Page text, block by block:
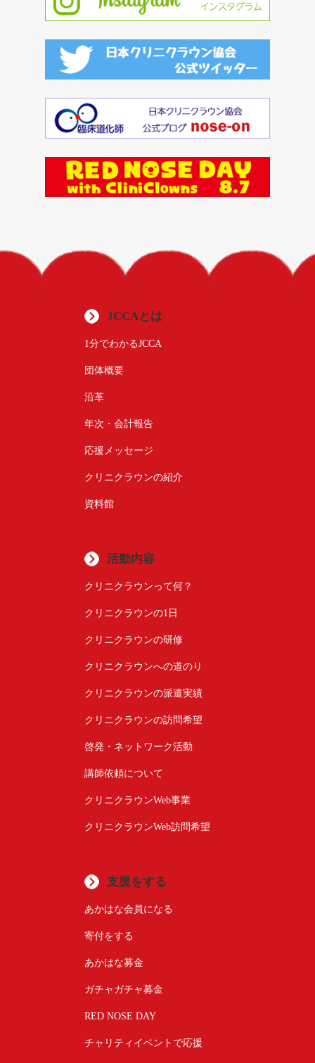
JCCAとは
1分でわかるJCCA
団体概要
沿革
年次・会計報告
応援メッセージ
クリニクラウンの紹介
資料館
活動内容
クリニクラウンって何？
クリニクラウンの1日
クリニクラウンの研修
クリニクラウンへの道のり
クリニクラウンの派遣実績
クリニクラウンの訪問希望
啓発・ネットワーク活動
講師依頼について
クリニクラウンWeb事業
クリニクラウンWeb訪問希望
支援をする
あかはな会員になる
寄付をする
あかはな募金
ガチャガチャ募金
RED NOSE DAY
チャリティイベントで応援